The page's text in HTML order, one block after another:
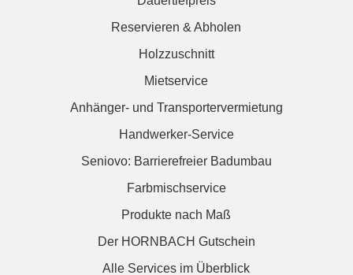
Reservieren & Abholen
Holzzuschnitt
Mietservice
Anhänger- und Transportervermietung
Handwerker-Service
Seniovo: Barrierefreier Badumbau
Farbmischservice
Produkte nach Maß
Der HORNBACH Gutschein
Alle Services im Überblick